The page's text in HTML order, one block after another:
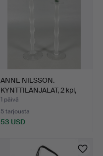
ANNE NILSSON.
KYNTTILÄNJALAT, 2 kpl,
lasia…
1 päivä
5 tarjousta
53 USD